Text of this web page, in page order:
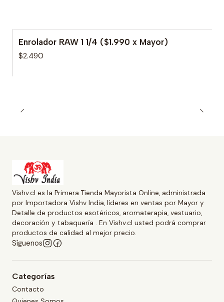
Enrolador RAW 1 1/4 ($1.990 x Mayor)
$2.490
Vishv.cl es la Primera Tienda Mayorista Online, administrada
por Importadora Vishv India, líderes en ventas por Mayor y
Detalle de productos esotéricos, aromaterapia, vestuario,
decoración y tabaquería . En Vishv.cl usted podrá comprar
productos de calidad al mejor precio.
Síguenos
Categorías
Contacto